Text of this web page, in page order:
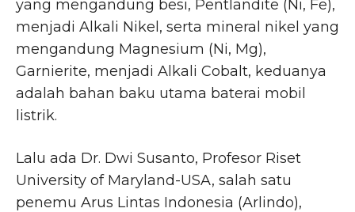
yang mengandung besi, Pentlandite (Ni, Fe),
menjadi Alkali Nikel, serta mineral nikel yang
mengandung Magnesium (Ni, Mg),
Garnierite, menjadi Alkali Cobalt, keduanya
adalah bahan baku utama baterai mobil
listrik.
Lalu ada Dr. Dwi Susanto, Profesor Riset
University of Maryland-USA, salah satu
penemu Arus Lintas Indonesia (Arlindo),